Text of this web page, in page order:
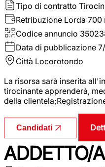
Tipo di contratto
Retribuzione Lorda 700
Codice annuncio
Data di pubblicazione
Città Locorotondo
La risorsa sarà inserita
tirocinante apprenderà,
della
Candidati
ADDETTO/